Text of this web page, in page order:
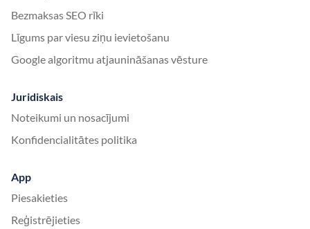
Bezmaksas SEO rīki
Līgums par viesu ziņu ievietošanu
Google algoritmu atjaunināšanas vēsture
Juridiskais
Noteikumi un nosacījumi
Konfidencialitātes politika
App
Piesakieties
Reģistrējieties